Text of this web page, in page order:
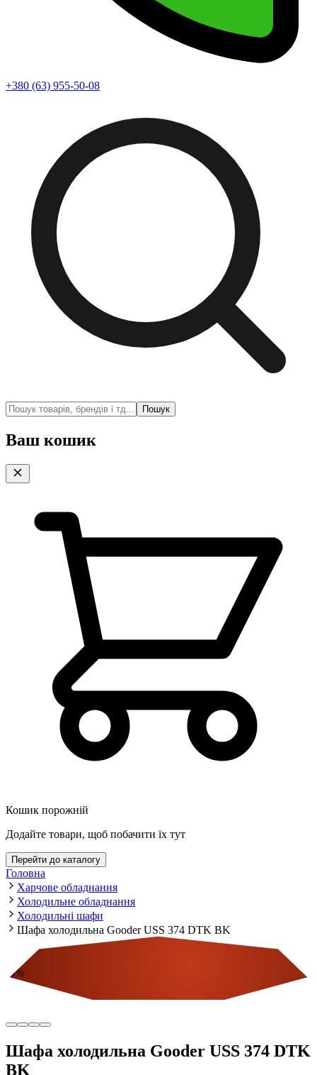
+380 (63) 955-50-08
Пошук
Ваш кошик
Кошик порожній
Додайте товари, щоб побачити їх тут
Перейти до каталогу
Головна
Харчове обладнання
Холодильне обладнання
Холодильні шафи
Шафа холодильна Gooder USS 374 DTK BK
5%
Шафа холодильна Gooder USS 374 DTK
BK